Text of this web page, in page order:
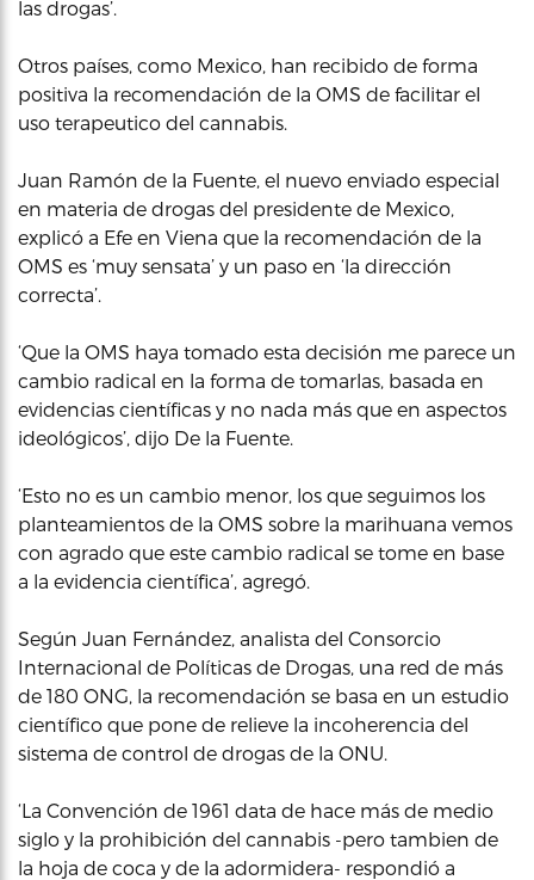
las drogas’.
Otros países, como Mexico, han recibido de forma
positiva la recomendación de la OMS de facilitar el
uso terapeutico del cannabis.
Juan Ramón de la Fuente, el nuevo enviado especial
en materia de drogas del presidente de Mexico,
explicó a Efe en Viena que la recomendación de la
OMS es ‘muy sensata’ y un paso en ‘la dirección
correcta’.
‘Que la OMS haya tomado esta decisión me parece un
cambio radical en la forma de tomarlas, basada en
evidencias científicas y no nada más que en aspectos
ideológicos’, dijo De la Fuente.
‘Esto no es un cambio menor, los que seguimos los
planteamientos de la OMS sobre la marihuana vemos
con agrado que este cambio radical se tome en base
a la evidencia científica’, agregó.
Según Juan Fernández, analista del Consorcio
Internacional de Políticas de Drogas, una red de más
de 180 ONG, la recomendación se basa en un estudio
científico que pone de relieve la incoherencia del
sistema de control de drogas de la ONU.
‘La Convención de 1961 data de hace más de medio
siglo y la prohibición del cannabis -pero tambien de
la hoja de coca y de la adormidera- respondió a